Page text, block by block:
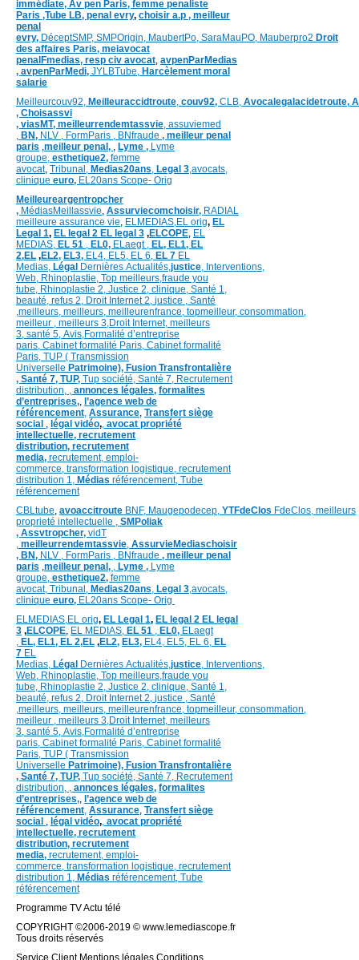
immédiate, Av pen Paris, femme penaliste
Paris ,Tube LB, penal evry, choisir a.p , meilleur
penal
evry, DéceptSMP, SMPOrigin, MaubertPo, SaraMauPO, Mauberpro2 Droit
des affaires Paris, meiavocat
penalFmedias, resp civ avocat, avpenParMedias
, avpenParMedi, JYLBTube, Harcèlement moral
salarie
Meilleurcouv92, Meilleuraccidtroute, couv92, CLB, Avocalegalacidetroute,
, Choisassvi
, viasMT, meilleurrendemtassvie, assuviemed
, BN, NLV , FormParis , BNfraude , meilleur penal
paris ,meilleur penal, , Lyme , Lyme
groupe, esthetique2, femme
avocat, Tribunal, Medias20ans, Legal 3,avocats,
clinique euro, EL20ans Scope- Orig
Meilleureargentropcher
, MédiasMeillassvie, Assurviecomchoisir, RADIAL
meilleure assurance vie, ELMEDIAS,EL orig, EL
Legal 1, EL legal 2 EL legal 3 ,ELCOPE, EL
MEDIAS, EL 51 , EL0, ELaegt , EL, EL1, EL
2,EL ,EL2, EL3, EL4, EL5, EL 6, EL 7 EL
Medias, Légal Dernières Actualités,justice, Interventions,
Web, Rhinoplastie, Top meilleurs,fraude you
tube, Rhinoplastie 2, Justice 2, clinique, Santé 1,
beauté, refus 2, Droit Internet 2, justice , Santé
,meilleurs, meilleurs, meilleurenfrance, topmeilleur, consommation,
meilleur , meilleurs 3,Droit Internet, meilleurs
3, santé 5, Avis,Formalité d’entreprise
paris, Cabinet formalité Paris, Cabinet formalité
Paris, TUP ( Transmission
Universelle Patrimoine), Fusion Transfrontalière
, Santé 7, TUP, Tup société, Santé 7, Recrutement
distribution, , annonces légales, formalites
d’entreprises,, l’agence web de
référencement, Assurance, Transfert siège
social , légal vidéo,, avocat propriété
intellectuelle, recrutement
distribution, recrutement
media, recrutement, emploi-
commerce, transformation logistique, recrutement
distribution 1, Médias référencement, Tube
référencement
CBLtube, avoaccitroute BNF, Maugepodecep, YTFdeClos FdeClos, meilleurs
proprieté intellectuelle , SMPoliak
, Assvtropcher, vidT
, meilleurrendemtassvie, AssurvieMediaschoisir
, BN, NLV , FormParis , BNfraude , meilleur penal
paris ,meilleur penal, , Lyme , Lyme
groupe, esthetique2, femme
avocat, Tribunal, Medias20ans, Legal 3,avocats,
clinique euro, EL20ans Scope- Orig
ELMEDIAS,EL orig, EL Legal 1, EL legal 2 EL legal
3 ,ELCOPE, EL MEDIAS, EL 51 , EL0, ELaegt
, EL, EL1, EL 2,EL ,EL2, EL3, EL4, EL5, EL 6, EL
7 EL
Medias, Légal Dernières Actualités,justice, Interventions,
Web, Rhinoplastie, Top meilleurs,fraude you
tube, Rhinoplastie 2, Justice 2, clinique, Santé 1,
beauté, refus 2, Droit Internet 2, justice , Santé
,meilleurs, meilleurs, meilleurenfrance, topmeilleur, consommation,
meilleur , meilleurs 3,Droit Internet, meilleurs
3, santé 5, Avis,Formalité d’entreprise
paris, Cabinet formalité Paris, Cabinet formalité
Paris, TUP ( Transmission
Universelle Patrimoine), Fusion Transfrontalière
, Santé 7, TUP, Tup société, Santé 7, Recrutement
distribution, , annonces légales, formalites
d’entreprises,, l’agence web de
référencement, Assurance, Transfert siège
social , légal vidéo,, avocat propriété
intellectuelle, recrutement
distribution, recrutement
media, recrutement, emploi-
commerce, transformation logistique, recrutement
distribution 1, Médias référencement, Tube
référencement
Programme TV Actu télé
COPYRIGHT ©2006-2019 © www.lemediascope.fr
Tous droits réservés
Service Client Mentions légales Conditions